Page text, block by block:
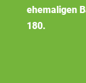
ehemaligen
180.